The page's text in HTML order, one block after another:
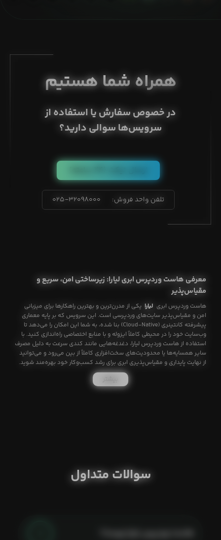
همراه شما هستیم
در خصوص سفارش یا استفاده از
سرویس‌ها سوالی دارید؟
تلفن واحد فروش: ۰۲۵-۳۲۰۹۸۰۰۰
معرفی هاست وردپرس ابری لیارا: زیرساختی امن، سریع و
مقیاس‌پذیر
هاست وردپرس ابری لیارا یکی از مدرن‌ترین و بهترین راهکارها برای میزبانی
امن و مقیاس‌پذیر سایت‌های وردپرسی است. این سرویس که بر پایه معماری
پیشرفته کانتینری (Cloud-Native) بنا شده، به شما این امکان را می‌دهد تا
وب‌سایت خود را در محیطی کاملاً ایزوله و با منابع اختصاصی راه‌اندازی کنید. با
استفاده از هاست وردپرس لیارا، دغدغه‌هایی مانند کندی سرعت به دلیل مصرف
سایر همسایه‌ها یا محدودیت‌های سخت‌افزاری کاملاً از بین می‌رود و می‌توانید
از نهایت پایداری و مقیاس‌پذیری ابری برای رشد کسب‌وکار خود بهره‌مند شوید.
بیشتر
سوالات متداول